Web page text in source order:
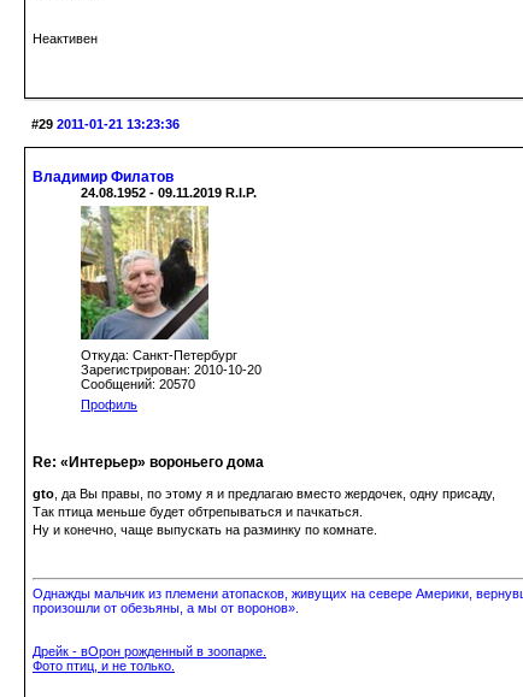
Неактивен
#29 2011-01-21 13:23:36
Владимир Филатов
24.08.1952 - 09.11.2019 R.I.P.
Откуда: Санкт-Петербург
Зарегистрирован: 2010-10-20
Сообщений: 20570
Профиль
Re: «Интерьер» вороньего дома
gto , да Вы правы, по этому я и предлагаю вместо жердочек, одну присаду,
Так птица меньше будет обтрепываться и пачкаться.
Ну и конечно, чаще выпускать на разминку по комнате.
Однажды мальчик из племени атопасков, живущих на севере Америки,
произошли от обезьяны, а мы от воронов».
Дрейк - вОрон рожденный в зоопарке.
Фото птиц, и не только.